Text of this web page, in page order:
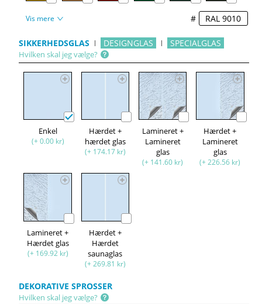
Vis mere #
SIKKERHEDSGLAS DESIGNGLAS SPECIALGLAS
Hvilken skal jeg vælge?
Enkel
(+ 0.00 kr)
Hærdet +
hærdet glas
(+ 174.17 kr)
Lamineret +
Lamineret
glas
(+ 141.60 kr)
Hærdet +
Lamineret
glas
(+ 226.56 kr)
Lamineret +
Hærdet glas
(+ 169.92 kr)
Hærdet +
Hærdet
saunaglas
(+ 269.81 kr)
DEKORATIVE SPROSSER
Hvilken skal jeg vælge?